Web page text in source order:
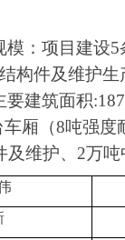
模：项目建设5
构件及维护
要建筑面积
厢（8吨强度
维护、 2万吨